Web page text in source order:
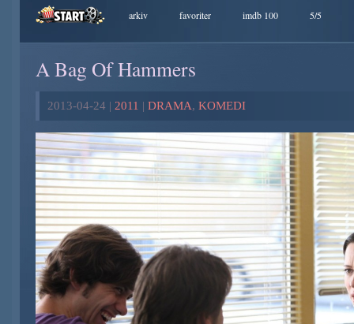
arkiv favoriter imdb 100 5/5
A Bag Of Hammers
2013-04-24 | 2011 | DRAMA, KOMEDI